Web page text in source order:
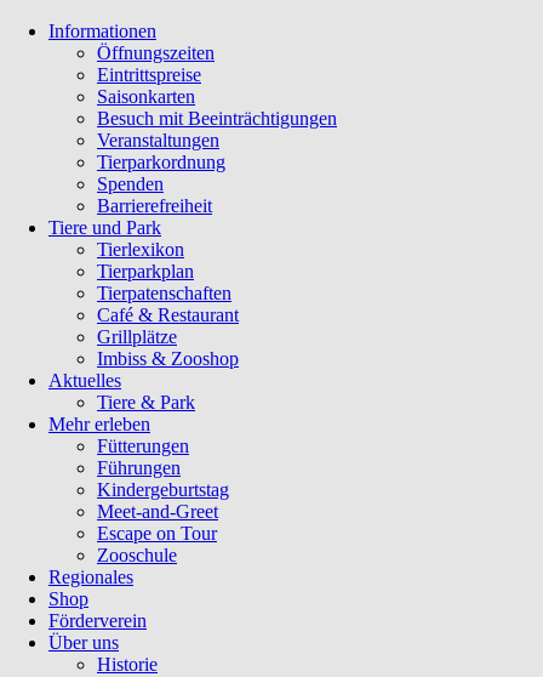
Navigation
überspringen
Informationen
Öffnungszeiten
Eintrittspreise
Saisonkarten
Besuch mit Beeinträchtigungen
Veranstaltungen
Tierparkordnung
Spenden
Barrierefreiheit
Tiere und Park
Tierlexikon
Tierparkplan
Tierpatenschaften
Café & Restaurant
Grillplätze
Imbiss & Zooshop
Aktuelles
Tiere & Park
Mehr erleben
Fütterungen
Führungen
Kindergeburtstag
Meet-and-Greet
Escape on Tour
Zooschule
Regionales
Shop
Förderverein
Über uns
Historie